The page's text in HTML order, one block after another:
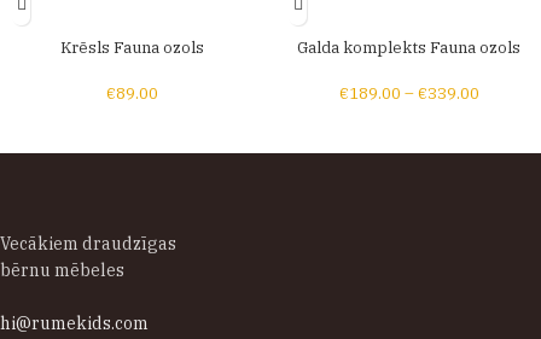
Krēsls Fauna ozols
€89.00
Galda komplekts Fauna ozols
€189.00 – €339.00
Vecākiem draudzīgas
bērnu mēbeles
hi@rumekids.com